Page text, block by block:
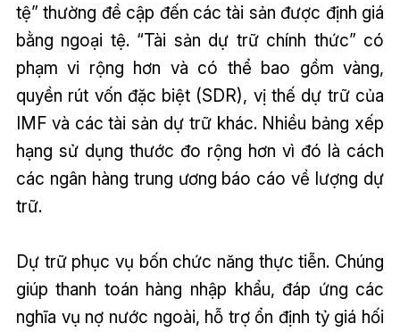
tệ” thường đề cập đến các tài sản được định giá
bằng ngoại tệ. “Tài sản dự trữ chính thức” có
phạm vi rộng hơn và có thể bao gồm vàng,
quyền rút vốn đặc biệt (SDR), vị thế dự trữ của
IMF và các tài sản dự trữ khác. Nhiều bảng xếp
hạng sử dụng thước đo rộng hơn vì đó là cách
các ngân hàng trung ương báo cáo về lượng dự
trữ.
Dự trữ phục vụ bốn chức năng thực tiễn. Chúng
giúp thanh toán hàng nhập khẩu, đáp ứng các
nghĩa vụ nợ nước ngoài, hỗ trợ ổn định tỷ giá hối